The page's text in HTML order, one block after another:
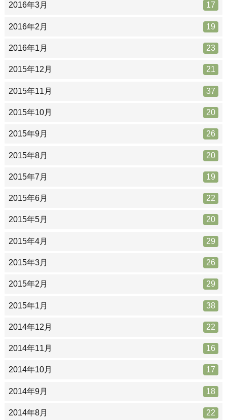
2016年3月 17
2016年2月 19
2016年1月 23
2015年12月 21
2015年11月 37
2015年10月 20
2015年9月 26
2015年8月 20
2015年7月 19
2015年6月 22
2015年5月 20
2015年4月 29
2015年3月 26
2015年2月 29
2015年1月 38
2014年12月 22
2014年11月 16
2014年10月 17
2014年9月 18
2014年8月 22